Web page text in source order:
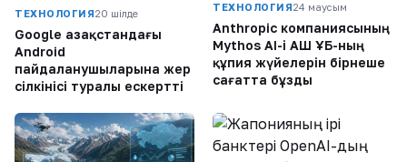
ТЕХНОЛОГИЯ20 шілде
Google Қазақстандағы
Android
пайдаланушыларына жер
сілкінісі туралы ескертті
ТЕХНОЛОГИЯ24 маусым
Anthropic компаниясының
Mythos AI-і АҚШ ҰҚБ-ның
құпия жүйелерін бірнеше
сағатта бұзды